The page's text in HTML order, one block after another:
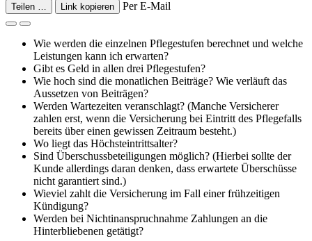
Teilen … Link kopieren Per E-Mail
Wie werden die einzelnen Pflegestufen berechnet und welche
Leistungen kann ich erwarten?
Gibt es Geld in allen drei Pflegestufen?
Wie hoch sind die monatlichen Beiträge? Wie verläuft das
Aussetzen von Beiträgen?
Werden Wartezeiten veranschlagt? (Manche Versicherer
zahlen erst, wenn die Versicherung bei Eintritt des Pflegefalls
bereits über einen gewissen Zeitraum besteht.)
Wo liegt das Höchsteintrittsalter?
Sind Überschussbeteiligungen möglich? (Hierbei sollte der
Kunde allerdings daran denken, dass erwartete Überschüsse
nicht garantiert sind.)
Wieviel zahlt die Versicherung im Fall einer frühzeitigen
Kündigung?
Werden bei Nichtinanspruchnahme Zahlungen an die
Hinterbliebenen getätigt?